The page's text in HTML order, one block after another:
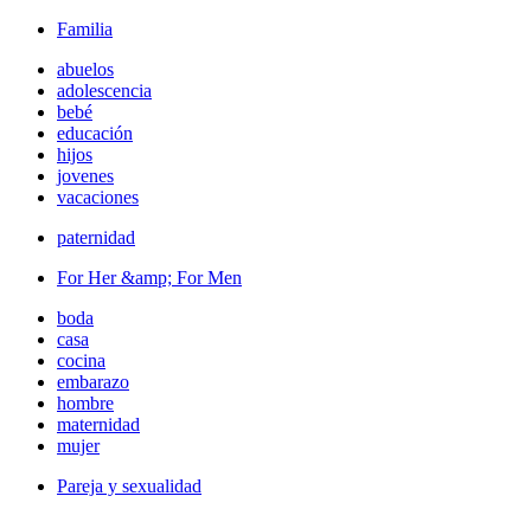
Familia
abuelos
adolescencia
bebé
educación
hijos
jovenes
vacaciones
paternidad
For Her &amp; For Men
boda
casa
cocina
embarazo
hombre
maternidad
mujer
Pareja y sexualidad